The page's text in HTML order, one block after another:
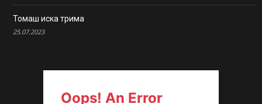
Томаш иска трима
25.07.2023